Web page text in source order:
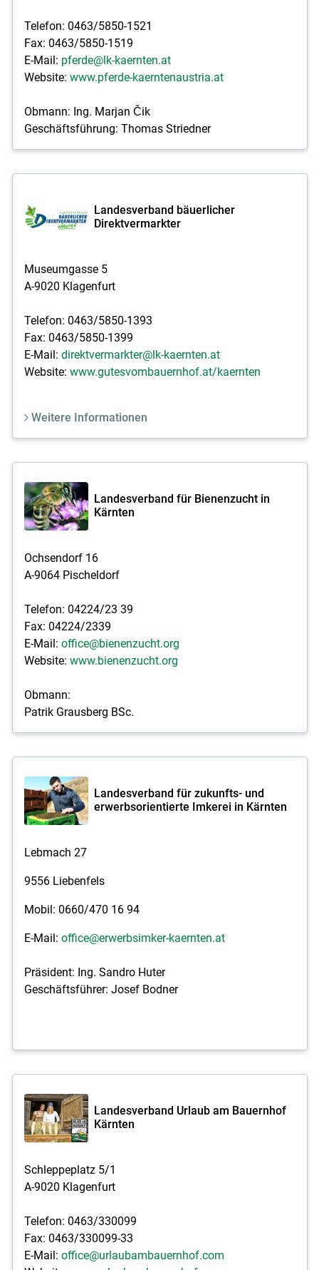
Telefon: 0463/5850-1521
Fax: 0463/5850-1519
E-Mail: pferde@lk-kaernten.at
Website: www.pferde-kaerntenaustria.at
Obmann: Ing. Marjan Čik
Geschäftsführung: Thomas Striedner
Landesverband bäuerlicher
Direktvermarkter
Museumgasse 5
A-9020 Klagenfurt
Telefon: 0463/5850-1393
Fax: 0463/5850-1399
E-Mail: direktvermarkter@lk-kaernten.at
Website: www.gutesvombauernhof.at/kaernten
Weitere Informationen
Landesverband für Bienenzucht in
Kärnten
Ochsendorf 16
A-9064 Pischeldorf
Telefon: 04224/23 39
Fax: 04224/2339
E-Mail: office@bienenzucht.org
Website: www.bienenzucht.org
Obmann:
Patrik Grausberg BSc.
Landesverband für zukunfts- und
erwerbsorientierte Imkerei in Kärnten
Lebmach 27
9556 Liebenfels
Mobil: 0660/470 16 94
E-Mail: office@erwerbsimker-kaernten.at
Präsident: Ing. Sandro Huter
Geschäftsführer: Josef Bodner
Landesverband Urlaub am Bauernhof
Kärnten
Schleppeplatz 5/1
A-9020 Klagenfurt
Telefon: 0463/330099
Fax: 0463/330099-33
E-Mail: office@urlaubambauernhof.com